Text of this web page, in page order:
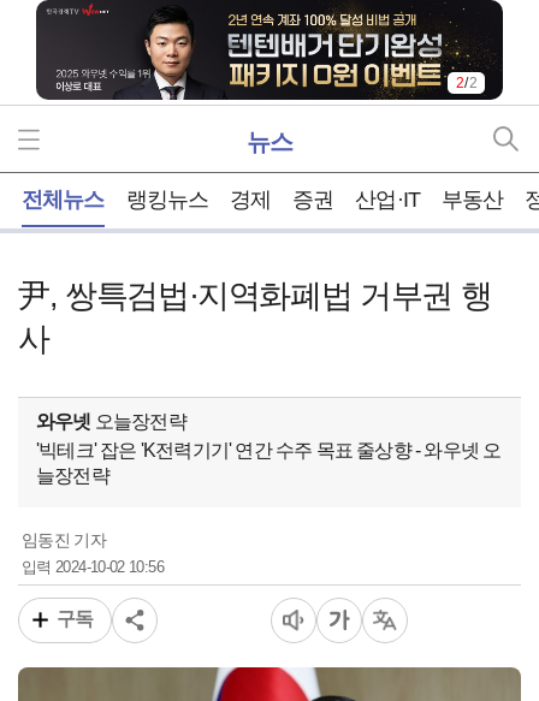
2/2
뉴스
전체뉴스 랭킹뉴스 경제 증권 산업·IT 부동산
尹, 쌍특검법·지역화폐법 거부권 행
사
와우넷 오늘장전략
'빅테크' 잡은 'K전력기기' 연간 수주 목표 줄상향 - 와우넷 오
늘장전략
임동진 기자
입력 2024-10-02 10:56
구독